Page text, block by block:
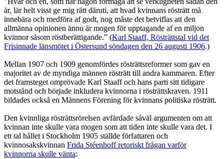
är, lär helt visst ge mig rätt däruti, att hvad kvinnans rösträtt må
innebära och medföra af godt, nog måste det betviflas att den
allmänna opinionen ännu är mogen för upptagande af en miljon
kvinnor såsom röstberättigande.” (Karl Staaff, Rösträttstal vid det
Frisinnade länsmötet i Östersund söndagen den 26 augusti 1906.)
Mellan 1907 och 1909 genomfördes rösträttsreformer som gav en
majoritet av de myndiga männen rösträtt till andra kammaren. Efter
det framsteget omprövade Karl Staaff och hans parti sitt tidigare
motstånd och började inkludera kvinnorna i rösträttskraven. 1911
bildades också en Männens Förening för kvinnans politiska rösträtt.
Den kvinnliga rösträttsrörelsen avfärdade såväl argumenten om att
kvinnan inte skulle vara mogen som att tiden inte skulle vara det. I
ett tal hållet i Stockholm 1905 ställde författaren och
kvinnosakskvinnan Frida Stéenhoff retoriskt frågan varför
kvinnorna skulle vänta: